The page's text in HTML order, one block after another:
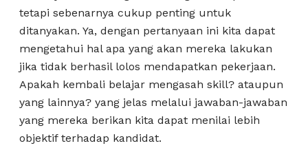
tetapi sebenarnya cukup penting untuk
ditanyakan. Ya, dengan pertanyaan ini kita dapat
mengetahui hal apa yang akan mereka lakukan
jika tidak berhasil lolos mendapatkan pekerjaan.
Apakah kembali belajar mengasah skill? ataupun
yang lainnya? yang jelas melalui jawaban-jawaban
yang mereka berikan kita dapat menilai lebih
objektif terhadap kandidat.